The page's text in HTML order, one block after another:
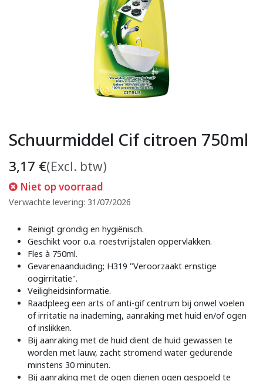
Schuurmiddel Cif citroen 750ml
3,17 €(Excl. btw)
Niet op voorraad
Verwachte levering: 31/07/2026
Reinigt grondig en hygiënisch.
Geschikt voor o.a. roestvrijstalen oppervlakken.
Fles à 750ml.
Gevarenaanduiding; H319 "Veroorzaakt ernstige
oogirritatie".
Veiligheidsinformatie.
Raadpleeg een arts of anti-gif centrum bij onwel voelen
of irritatie na inademing, aanraking met huid en/of ogen
of inslikken.
Bij aanraking met de huid dient de huid gewassen te
worden met lauw, zacht stromend water gedurende
minstens 30 minuten.
Bij aanraking met de ogen dienen ogen gespoeld te